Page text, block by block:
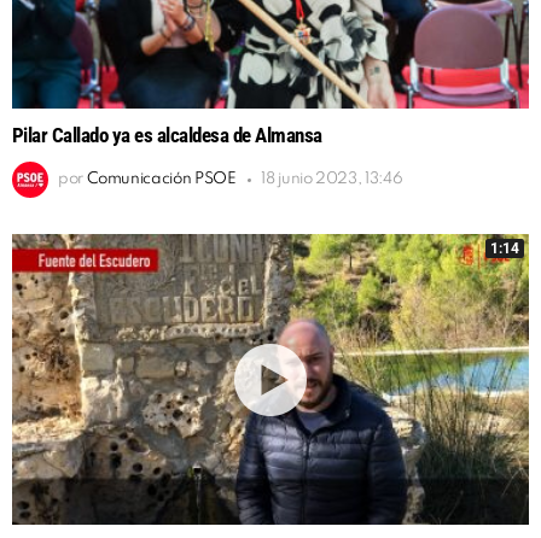
Pilar Callado ya es alcaldesa de Almansa
por Comunicación PSOE 18 junio 2023, 13:46
1:14